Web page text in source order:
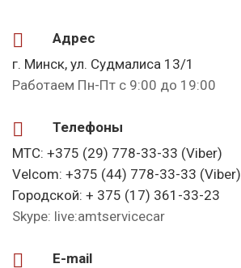
Адрес
г. Минск, ул. Судмалиса 13/1
Работаем Пн-Пт с 9:00 до 19:00
Телефоны
МТС: +375 (29) 778-33-33 (Viber)
Velcom: +375 (44) 778-33-33 (Viber)
Городской: + 375 (17) 361-33-23
Skype: live:amtservicecar
E-mail